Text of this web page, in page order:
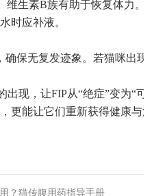
维生素B族有助于恢复体力。
时应补液。
确保无复发迹象。若猫咪出
出现，让FIP从“绝症”变为“
更能让它们重新获得健康与
？猫传腹用药指导手册